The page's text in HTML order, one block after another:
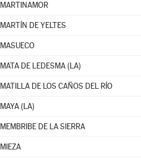
MARTINAMOR
MARTÍN DE YELTES
MASUECO
MATA DE LEDESMA (LA)
MATILLA DE LOS CAÑOS DEL RÍO
MAYA (LA)
MEMBRIBE DE LA SIERRA
MIEZA